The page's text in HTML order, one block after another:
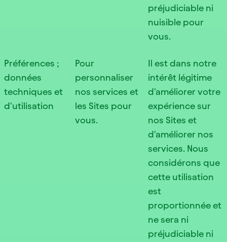
préjudiciable ni
nuisible pour
vous.
Préférences ;
données
techniques et
d'utilisation
Pour
personnaliser
nos services et
les Sites pour
vous.
Il est dans notre
intérêt légitime
d'améliorer votre
expérience sur
nos Sites et
d'améliorer nos
services. Nous
considérons que
cette utilisation
est
proportionnée et
ne sera ni
préjudiciable ni